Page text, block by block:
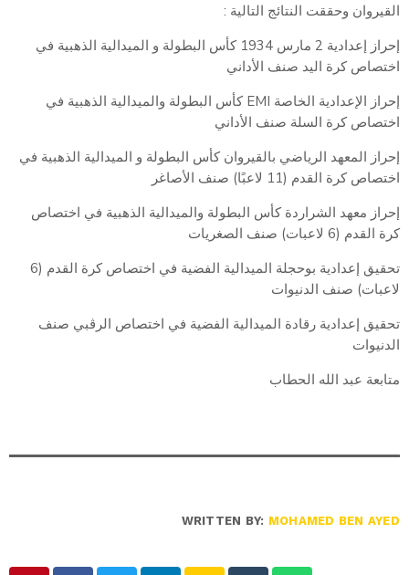
القيروان وحققت النتائج التالية :
إحراز إعدادية 2 مارس 1934 كأس البطولة و الميدالية الذهبية في
اختصاص كرة اليد صنف الأداني
إحراز الإعدادية الخاصة EMI كأس البطولة والميدالية الذهبية في
اختصاص كرة السلة صنف الأداني
إحراز المعهد الرياضي بالقيروان كأس البطولة و الميدالية الذهبية في
اختصاص كرة القدم (11 لاعبًا) صنف الأصاغر
إحراز معهد الشراردة كأس البطولة والميدالية الذهبية في اختصاص
كرة القدم (6 لاعبات) صنف الصغريات
تحقيق إعدادية بوحجلة الميدالية الفضية في اختصاص كرة القدم (6
لاعبات) صنف الدنيوات
تحقيق إعدادية رقادة الميدالية الفضية في اختصاص الرڨبي صنف
الدنيوات
متابعة عبد الله الحطاب
WRITTEN BY: MOHAMED BEN AYED